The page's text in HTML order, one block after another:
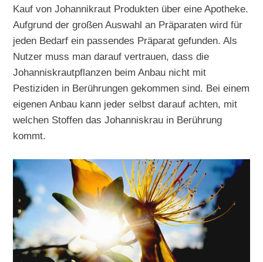
Kauf von Johannikraut Produkten über eine Apotheke.
Aufgrund der großen Auswahl an Präparaten wird für
jeden Bedarf ein passendes Präparat gefunden. Als
Nutzer muss man darauf vertrauen, dass die
Johanniskrautpflanzen beim Anbau nicht mit
Pestiziden in Berührungen gekommen sind. Bei einem
eigenen Anbau kann jeder selbst darauf achten, mit
welchen Stoffen das Johanniskrau in Berührung
kommt.